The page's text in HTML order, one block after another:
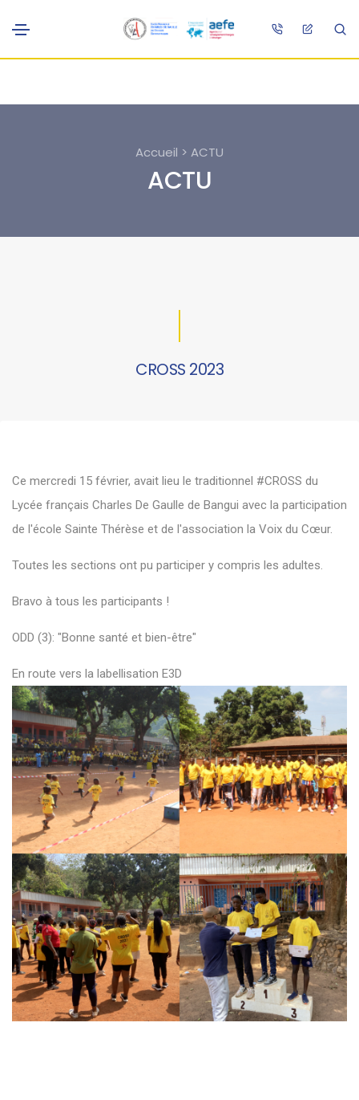
Accueil > ACTU
ACTU
CROSS 2023
Ce mercredi 15 février, avait lieu le traditionnel #CROSS du
Lycée français Charles De Gaulle de Bangui avec la participation
de l'école Sainte Thérèse et de l'association la Voix du Cœur.
Toutes les sections ont pu participer y compris les adultes.
Bravo à tous les participants !
ODD (3): "Bonne santé et bien-être"
En route vers la labellisation E3D